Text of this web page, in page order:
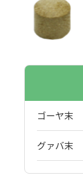
ゴーヤ末
グァバ末